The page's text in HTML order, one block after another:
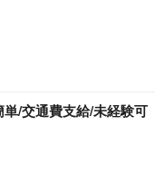
/交通費支給/未経験可